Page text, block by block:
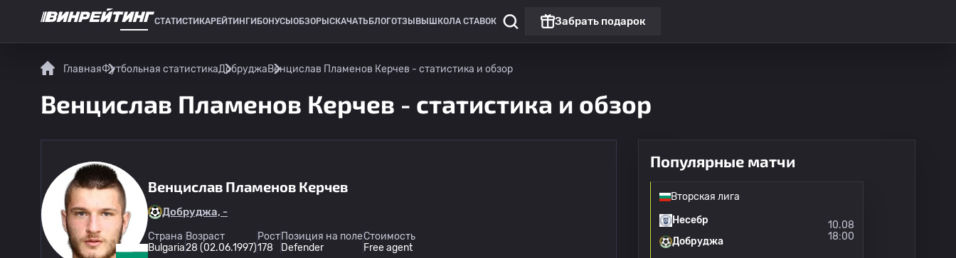
СТАТИСТИКАРЕЙТИНГИ БОНУСЫ ОБЗОРЫ СКАЧАТЬ БЛОГОТЗЫВЫ ШКОЛА СТАВОК Забрать подарок
ГлавнаяФутбольная статистикаДобруджаВенцислав Пламенов Керчев - статистика и обзор
Венцислав Пламенов Керчев - статистика и обзор
Венцислав Пламенов Керчев
Добруджа, -
Страна
Bulgaria
Возраст
28 (02.06.1997)
Рост
178
Позиция на поле
Defender
Стоимость
Free agent
Популярные матчи
Вторская лига
Несебр
Добруджа
10.08
18:00